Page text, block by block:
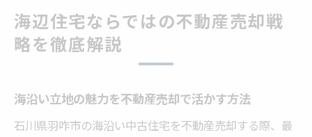
海辺住宅ならではの不動産売却戦
略を徹底解説
海沿い立地の魅力を不動産売却で活かす方法
石川県羽咋市の海沿い中古住宅を不動産売却する際、最